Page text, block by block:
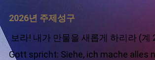
2026년 주제성구
보라! 내가 만물을 새롭게 하리라 (계
Gott spricht: Siehe, ich mache alles